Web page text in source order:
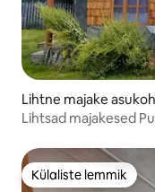
Lihtne majake
Lihtsad majakesed
Külaliste lemmik
Külaliste lemmik